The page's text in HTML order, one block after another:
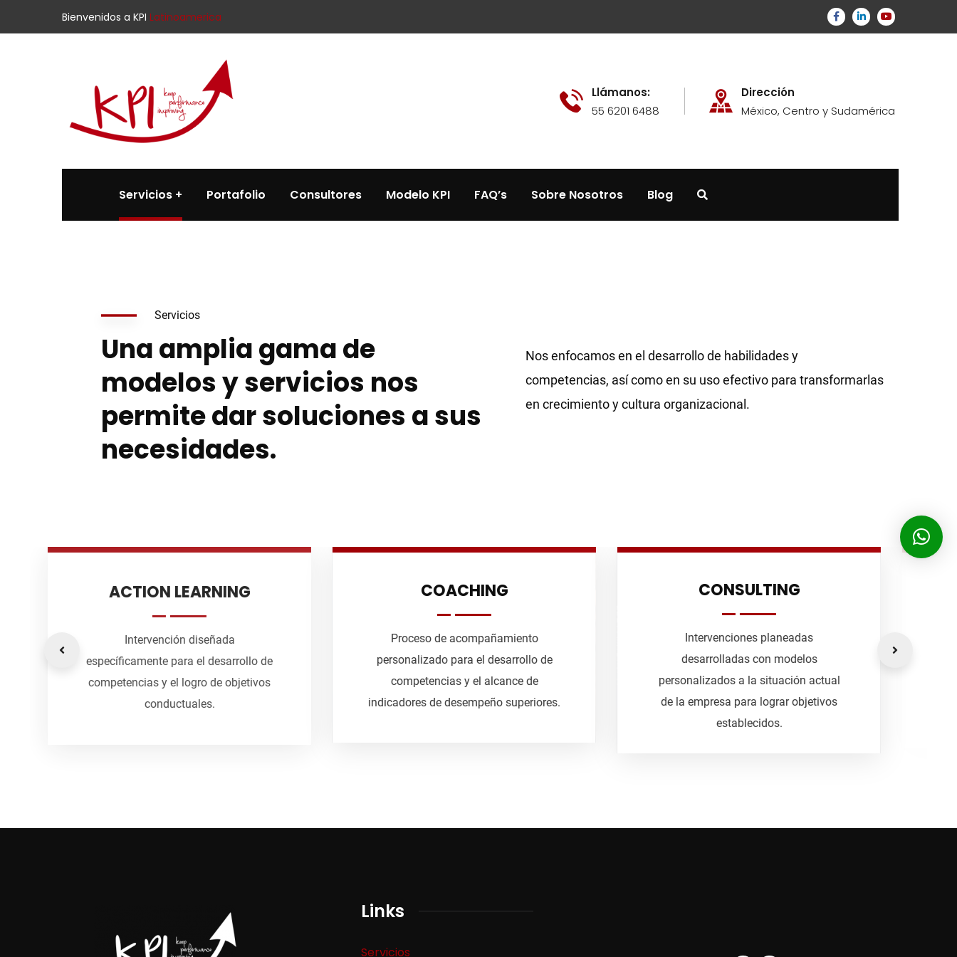
Bienvenidos a KPI Latinoamerica
Llámanos:
55 6201 6488
Dirección
México, Centro y Sudamérica
Servicios Portafolio Consultores Modelo KPI FAQ’s Sobre Nosotros Blog
Servicios
Una amplia gama de
modelos y servicios nos
permite dar soluciones a sus
necesidades.
Nos enfocamos en el desarrollo de habilidades y
competencias, así como en su uso efectivo para transformarlas
en crecimiento y cultura organizacional.
COACHING
Proceso de acompañamiento
personalizado para el desarrollo de
competencias y el alcance de
indicadores de desempeño superiores.
CONSULTING
Intervenciones planeadas
desarrolladas con modelos
personalizados a la situación actual
de la empresa para lograr objetivos
TEAM BUILDING
Eventos diseñados para incrementar
la productividad de las
organizaciones a través de sesiones
de integración de los equipos de
trabajo.
Links
Servicios